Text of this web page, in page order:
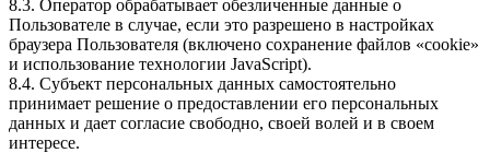
8.3. Оператор обрабатывает обезличенные данные о
Пользователе в случае, если это разрешено в настройках
браузера Пользователя (включено сохранение файлов «cookie»
и использование технологии JavaScript).
8.4. Субъект персональных данных самостоятельно
принимает решение о предоставлении его персональных
данных и дает согласие свободно, своей волей и в своем
интересе.